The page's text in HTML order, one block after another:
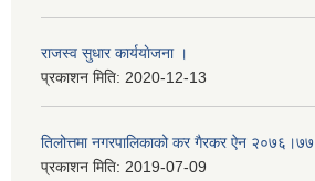
राजस्व सुधार कार्ययाेजना ।
प्रकाशन मिति: 2020-12-13
तिलोत्तमा नगरपालिकाको कर गैरकर ऐन २०७६।७७
प्रकाशन मिति: 2019-07-09